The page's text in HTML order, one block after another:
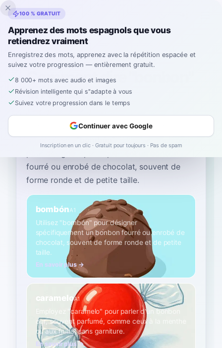
Inklingo
Accueil›Espagnol›French → espagnol ›bonbon
Comment dire "bonbon"
en espagnol
Le mot espagnol le plus courant pour
“bonbon”est “bombón”—utilisez "bombón"
fourré ou enrobé de chocolat, souvent de
forme ronde et de petite taille.
bombónA1
Utilisez "bombón" pour désigner
spécifiquement un bonbon fourré ou enrobé de
chocolat, souvent de forme ronde et de petite
taille.
En savoir plus →
carameloA1
Employez "caramelo" pour parler d'un bonbon
dur, souvent parfumé, comme ceux à la menthe
ou aux fruits, sans garniture.
En savoir plus →
100 % GRATUIT
Apprenez des mots espagnols que vous
retiendrez vraiment
Enregistrez des mots, apprenez avec la répétition espacée et
suivez votre progression — entièrement gratuit.
8 000+ mots avec audio et images
Révision intelligente qui s''adapte à vous
Suivez votre progression dans le temps
Continuer avec Google
Inscription en un clic · Gratuit pour toujours · Pas de spam